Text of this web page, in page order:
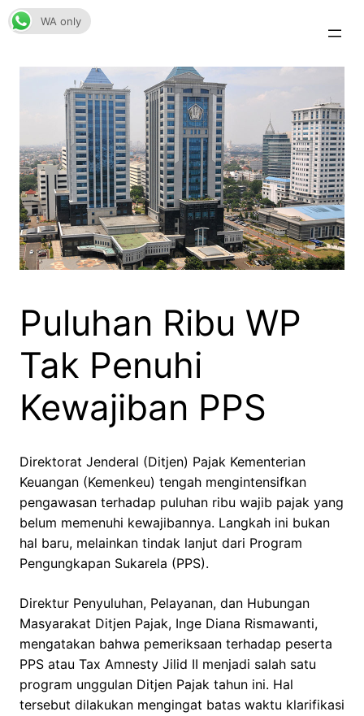
Skip
to
Puluhan Ribu WP
Tak Penuhi
Kewajiban PPS
Direktorat Jenderal (Ditjen) Pajak Kementerian
Keuangan (Kemenkeu) tengah mengintensifkan
pengawasan terhadap puluhan ribu wajib pajak yang
belum memenuhi kewajibannya. Langkah ini bukan
hal baru, melainkan tindak lanjut dari Program
Pengungkapan Sukarela (PPS).
Direktur Penyuluhan, Pelayanan, dan Hubungan
Masyarakat Ditjen Pajak, Inge Diana Rismawanti,
mengatakan bahwa pemeriksaan terhadap peserta
PPS atau Tax Amnesty Jilid II menjadi salah satu
program unggulan Ditjen Pajak tahun ini. Hal
tersebut dilakukan mengingat batas waktu klarifikasi
WA only